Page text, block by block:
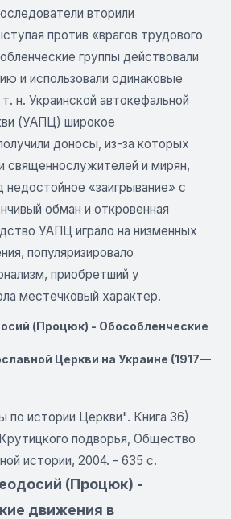
вторили
против «врагов трудового
группы действовали
и использовали одинаковые
н. Украинской автокефальной
(УАПЦ) широкое
доносы, из-за которых
священнослужителей и мирян,
«заигрывание» с
обман и откровенная
УАПЦ играло на низменных
популяризировало
приобретший у
местечковый характер.
(Процюк) - Обособленческие
Церкви на Украине (1917—
по истории Церкви". Книга 36)
подворья, Общество
истории, 2004. - 635 с.
(Процюк) -
движения в